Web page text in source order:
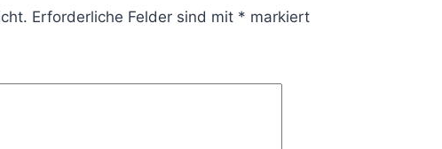
Erforderliche Felder sind mit * markiert